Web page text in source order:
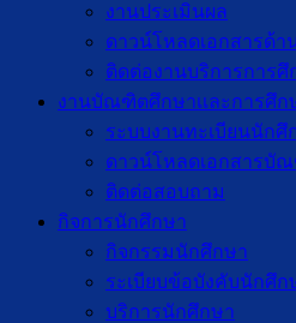
งานประเมินผล
ดาวน์โหลดเอกสารด้า
ติดต่องานบริการการศึ
งานบัณฑิตศึกษาเเละการศึก
ระบบงานทะเบียนนักศึ
ดาวน์โหลดเอกสารบั
ติดต่อสอบถาม
กิจการนักศึกษา
กิจกรรมนักศึกษา
ระเบียบข้อบังคับนักศึก
บริการนักศึกษา